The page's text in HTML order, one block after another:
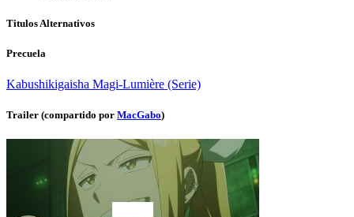
Titulos Alternativos
Precuela
Kabushikigaisha Magi-Lumière (Serie)
Trailer (compartido por MacGabo)